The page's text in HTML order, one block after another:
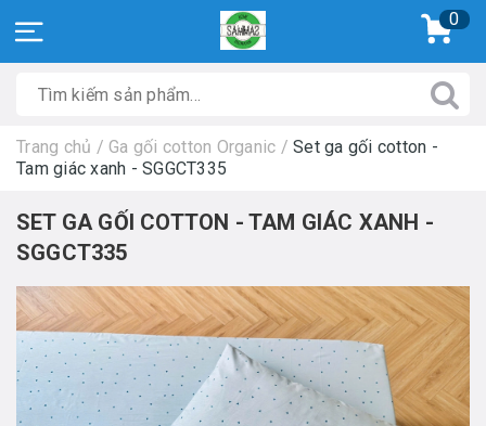
0
Trang chủ / Ga gối cotton Organic / Set ga gối cotton -
Tam giác xanh - SGGCT335
SET GA GỐI COTTON - TAM GIÁC XANH -
SGGCT335